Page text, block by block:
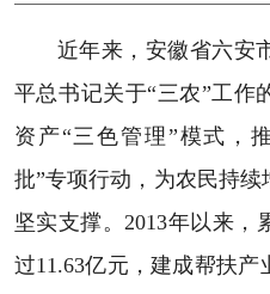
近年来，安徽省六安
平总书记关于“三农”工作
资产“三色管理”模式，
批”专项行动，为农民持
坚实支撑。2013年以来，
过11.63亿元，建成帮扶产